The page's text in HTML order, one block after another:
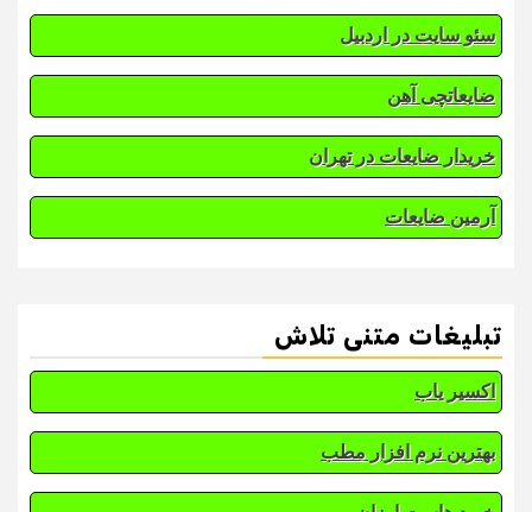
سئو سایت در اردبیل
ضایعاتچی آهن
خریدار ضایعات در تهران
آرمین ضایعات
تبلیغات متنی تلاش
اکسیر یاب
بهترین نرم افزار مطب